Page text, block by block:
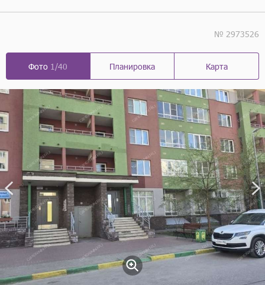
№ 2973526
Фото 1/40 Планировка Карта